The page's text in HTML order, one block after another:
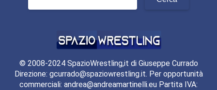
© 2008-2024 SpazioWrestling,it di Giuseppe Currado
Direzione: gcurrado@spaziowrestling.it. Per opportunità
commerciali: andrea@andreamartinelli.eu Partita IVA: